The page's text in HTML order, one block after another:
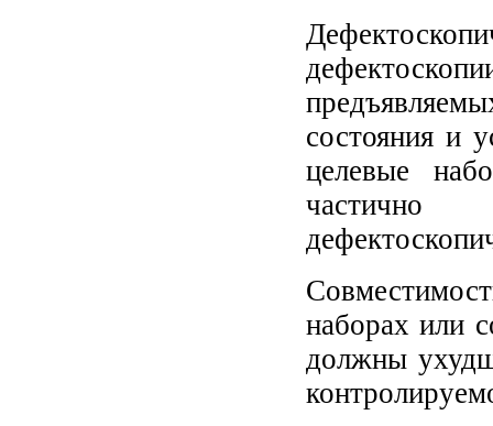
состояния и
целевые
частично
наборах или
должны